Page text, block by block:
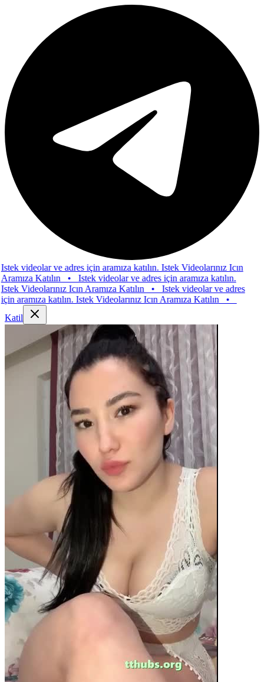
ve adres için aramıza katılın. Istek Videolarınız Icın
Katılın•Istek videolar ve adres için aramıza katılın.
Icın Aramıza Katılın•Istek videolar ve adres
katılın. Istek Videolarınız Icın Aramıza Katılın•
Katil